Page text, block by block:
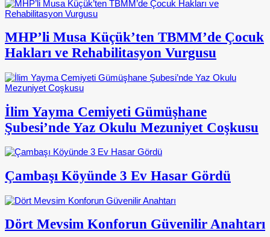
MHP’li Musa Küçük’ten TBMM’de Çocuk
Hakları ve Rehabilitasyon Vurgusu
İlim Yayma Cemiyeti Gümüşhane
Şubesi’nde Yaz Okulu Mezuniyet Coşkusu
Çambaşı Köyünde 3 Ev Hasar Gördü
Dört Mevsim Konforun Güvenilir Anahtarı